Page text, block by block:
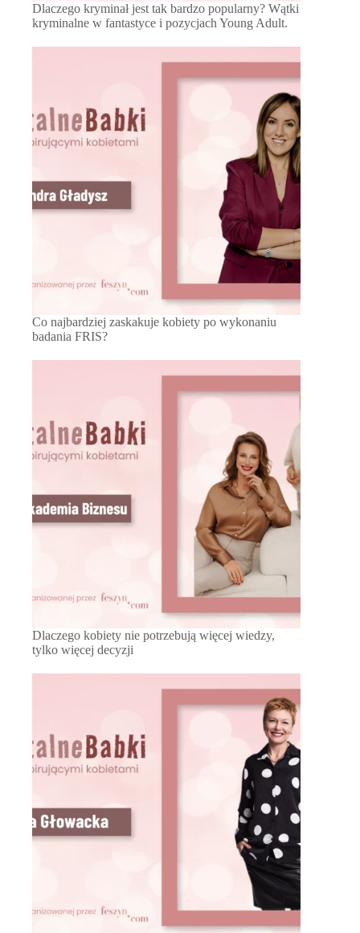
Dlaczego kryminał jest tak bardzo popularny? Wątki
kryminalne w fantastyce i pozycjach Young Adult.
Co najbardziej zaskakuje kobiety po wykonaniu
badania FRIS?
Dlaczego kobiety nie potrzebują więcej wiedzy,
tylko więcej decyzji